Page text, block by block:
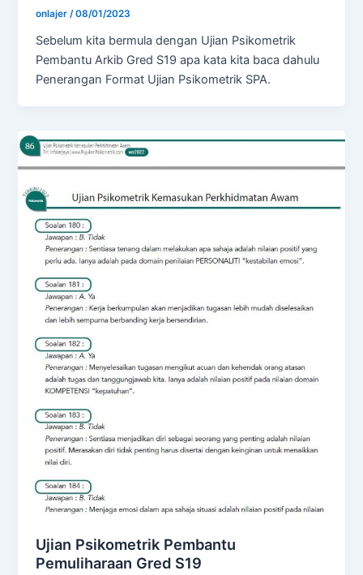
onlajer /08/01/2023
Sebelum kita bermula dengan Ujian Psikometrik
Pembantu Arkib Gred S19 apa kata kita baca dahulu
Penerangan Format Ujian Psikometrik SPA.
Ujian Psikometrik Pembantu
Pemuliharaan Gred S19